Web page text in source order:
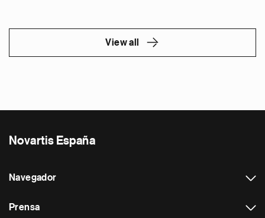
View all
Novartis España
Navegador
Prensa